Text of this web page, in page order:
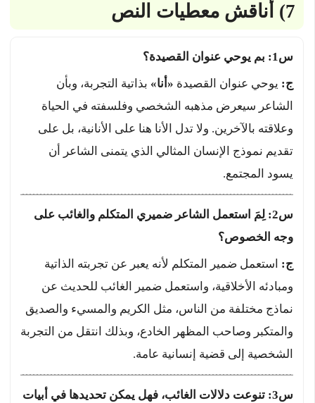
7) أناقش معطيات النص
س1: بم يوحي عنوان القصيدة؟
ج: يوحي عنوان القصيدة «أنا» بذاتية التجربة، وبأن
الشاعر سيعرض مذهبه الشخصي وفلسفته في الحياة
وعلاقته بالآخرين. ولا تدل الأنا هنا على الأنانية، بل على
تقديم نموذج الإنسان المثالي الذي يتمنى الشاعر أن
يسود المجتمع.
س2: لِمَ استعمل الشاعر ضميري المتكلم والغائب على
وجه الخصوص؟
ج: استعمل ضمير المتكلم لأنه يعبر عن تجربته الذاتية
ومبادئه الأخلاقية، واستعمل ضمير الغائب للحديث عن
نماذج مختلفة من الناس، مثل الكريم والمسيء والصديق
والمتكبر وصاحب المظهر الخادع، وبذلك انتقل من التجربة
الشخصية إلى قضية إنسانية عامة.
س3: تنوعت دلالات الغائب، فهل يمكن تحديدها في أبيات